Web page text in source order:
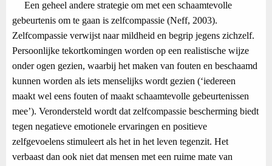
Een geheel andere strategie om met een schaamtevolle
gebeurtenis om te gaan is zelfcompassie (Neff, 2003).
Zelfcompassie verwijst naar mildheid en begrip jegens zichzelf.
Persoonlijke tekortkomingen worden op een realistische wijze
onder ogen gezien, waarbij het maken van fouten en beschaamd
kunnen worden als iets menselijks wordt gezien (‘iedereen
maakt wel eens fouten of maakt schaamtevolle gebeurtenissen
mee’). Verondersteld wordt dat zelfcompassie bescherming biedt
tegen negatieve emotionele ervaringen en positieve
zelfgevoelens stimuleert als het in het leven tegenzit. Het
verbaast dan ook niet dat mensen met een ruime mate van